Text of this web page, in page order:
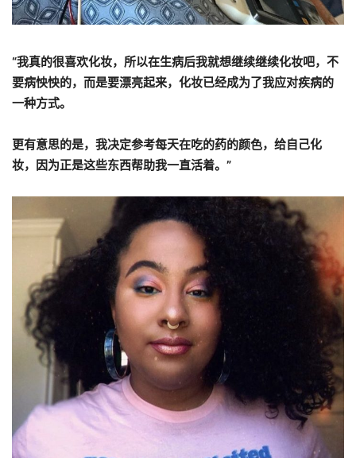
“我真的很喜欢化妆，所以在生病后我就想继续继续化妆吧，不
要病怏怏的，而是要漂亮起来，化妆已经成为了我应对疾病的
一种方式。
更有意思的是，我决定参考每天在吃的药的颜色，给自己化
妆，因为正是这些东西帮助我一直活着。”